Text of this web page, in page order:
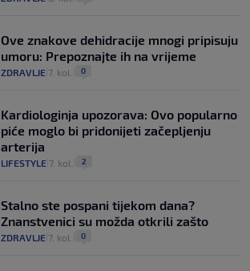
Ove znakove dehidracije mnogi pripisuju
umoru: Prepoznajte ih na vrijeme
ZDRAVLJE 7. kol. 0
Kardiologinja upozorava: Ovo popularno
piće moglo bi pridonijeti začepljenju
arterija
LIFESTYLE 7. kol. 2
Stalno ste pospani tijekom dana?
Znanstvenici su možda otkrili zašto
ZDRAVLJE 7. kol. 0